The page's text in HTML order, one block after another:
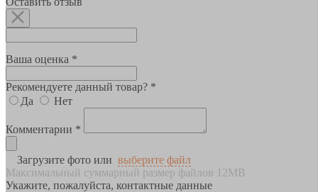
Ваша оценка *
Рекомендуете данный товар? *
Да
Нет
Комментарии *
Загрузите фото или выберите файл
Максимальный суммарный размер файлов 12MB
Укажите, пожалуйста, контактные данные